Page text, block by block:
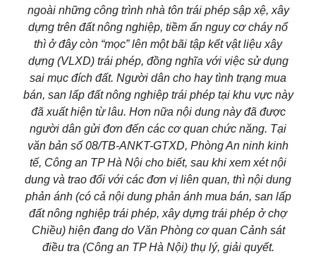
ngoài những công trình nhà tôn trái phép sập xệ, xây
dựng trên đất nông nghiệp, tiềm ẩn nguy cơ cháy nổ
thì ở đây còn “mọc” lên một bãi tập kết vật liệu xây
dựng (VLXD) trái phép, đồng nghĩa với việc sử dụng
sai mục đích đất. Người dân cho hay tình trạng mua
bán, san lấp đất nông nghiệp trái phép tại khu vực này
đã xuất hiện từ lâu. Hơn nữa nội dung này đã được
người dân gửi đơn đến các cơ quan chức năng. Tại
văn bản số 08/TB-ANKT-GTXD, Phòng An ninh kinh
tế, Công an TP Hà Nội cho biết, sau khi xem xét nội
dung và trao đổi với các đơn vị liên quan, thì nội dung
phản ánh (có cả nội dung phản ánh mua bán, san lấp
đất nông nghiệp trái phép, xây dựng trái phép ở chợ
Chiều) hiện đang do Văn Phòng cơ quan Cảnh sát
điều tra (Công an TP Hà Nội) thụ lý, giải quyết.